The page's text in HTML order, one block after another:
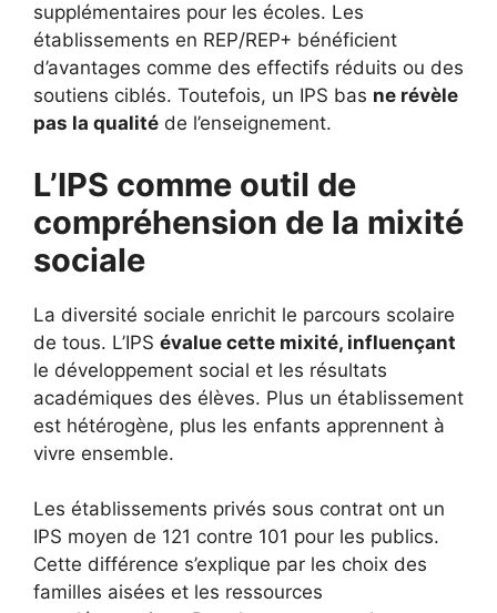
supplémentaires pour les écoles. Les
établissements en REP/REP+ bénéficient
d’avantages comme des effectifs réduits ou des
soutiens ciblés. Toutefois, un IPS bas ne révèle
pas la qualité de l’enseignement.
L’IPS comme outil de
compréhension de la mixité
sociale
La diversité sociale enrichit le parcours scolaire
de tous. L’IPS évalue cette mixité, influençant
le développement social et les résultats
académiques des élèves. Plus un établissement
est hétérogène, plus les enfants apprennent à
vivre ensemble.
Les établissements privés sous contrat ont un
IPS moyen de 121 contre 101 pour les publics.
Cette différence s’explique par les choix des
familles aisées et les ressources